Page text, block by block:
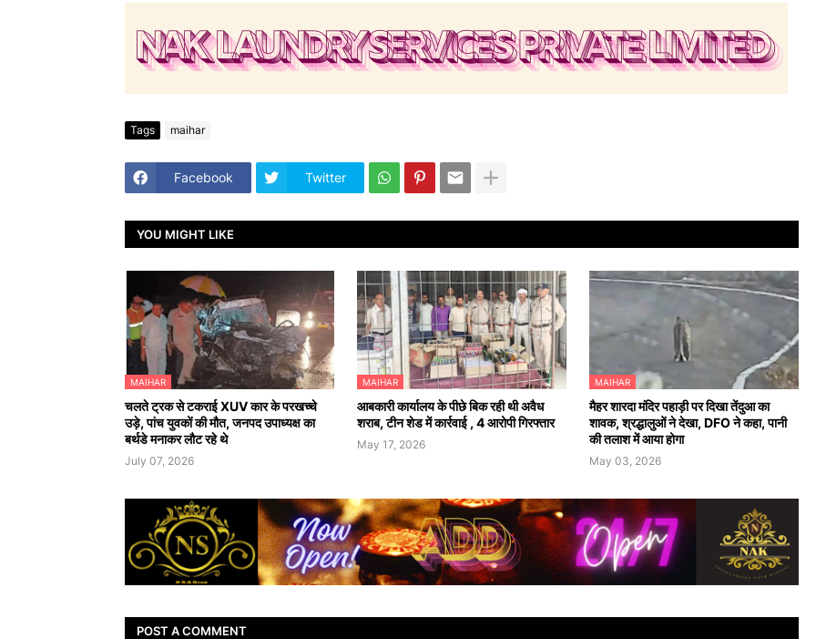
Tags maihar
Facebook Twitter
YOU MIGHT LIKE
MAIHAR
चलते ट्रक से टकराई XUV कार के परखच्चे
उड़े, पांच युवकों की मौत, जनपद उपाध्यक्ष का
बर्थडे मनाकर लौट रहे थे
July 07, 2026
MAIHAR
आबकारी कार्यालय के पीछे बिक रही थी अवैध
शराब, टीन शेड में कार्रवाई , 4 आरोपी गिरफ्तार
May 17, 2026
MAIHAR
मैहर शारदा मंदिर पहाड़ी पर दिखा तेंदुआ का
शावक, श्रद्धालुओं ने देखा, DFO ने कहा, पानी
की तलाश में आया होगा
May 03, 2026
POST A COMMENT